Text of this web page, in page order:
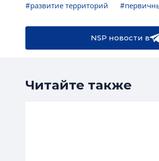
#развитие территорий
NSP новости в
Читайте также